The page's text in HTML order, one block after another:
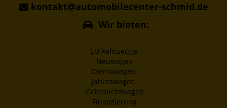
kontakt@automobilecenter-schmid.de
Wir bieten:
EU-Fahrzeuge
Neuwagen
Dienstwagen
Jahreswagen
Gebrauchtwagen
Finanzierung